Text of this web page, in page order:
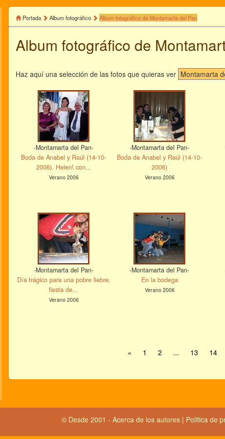
Portada Album fotográfico Album fotográfico de Montamarta del Pan
Album fotográfico de
Haz aquí una selección de las fotos que quieras ver
-Montamarta del Pan-
Boda de Anabel y Raúl (14-10-
2006). Helen! con...
Verano 2006
-Montamarta del Pan-
Boda de Anabel y Raúl (14-10-
2006)
Verano 2006
-Montamarta del Pan-
Día trágico para una pobre liebre,
fiesta de...
Verano 2006
-Montamarta del Pan-
En la bodega
Verano 2006
« 1 2 ... 13 14
© Desde 2001 - Acerca de los autores| Politica de